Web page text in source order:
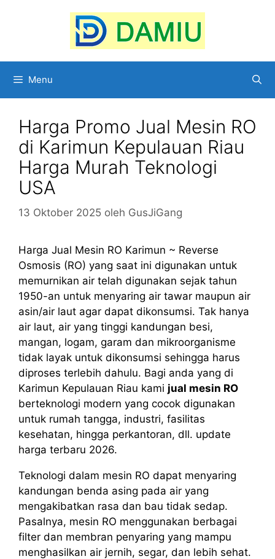
Menu
Harga Promo Jual Mesin RO
di Karimun Kepulauan Riau
Harga Murah Teknologi
USA
13 Oktober 2025 oleh GusJiGang
Harga Jual Mesin RO Karimun ~ Reverse
Osmosis (RO) yang saat ini digunakan untuk
memurnikan air telah digunakan sejak tahun
1950-an untuk menyaring air tawar maupun air
asin/air laut agar dapat dikonsumsi. Tak hanya
air laut, air yang tinggi kandungan besi,
mangan, logam, garam dan mikroorganisme
tidak layak untuk dikonsumsi sehingga harus
diproses terlebih dahulu. Bagi anda yang di
Karimun Kepulauan Riau kami jual mesin RO
berteknologi modern yang cocok digunakan
untuk rumah tangga, industri, fasilitas
kesehatan, hingga perkantoran, dll. update
harga terbaru 2026.
Teknologi dalam mesin RO dapat menyaring
kandungan benda asing pada air yang
mengakibatkan rasa dan bau tidak sedap.
Pasalnya, mesin RO menggunakan berbagai
filter dan membran penyaring yang mampu
menghasilkan air jernih, segar, dan lebih sehat.